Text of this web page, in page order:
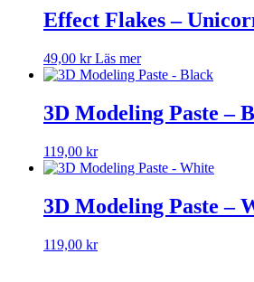
Effect Flakes –
49,00 kr Läs mer
3D Modeling Paste –
119,00 kr
3D Modeling Paste –
119,00 kr